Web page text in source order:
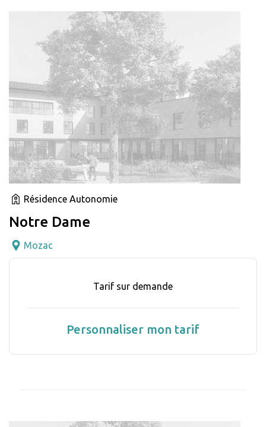
Résidence Autonomie
Notre Dame
Mozac
Tarif sur demande
Personnaliser mon tarif